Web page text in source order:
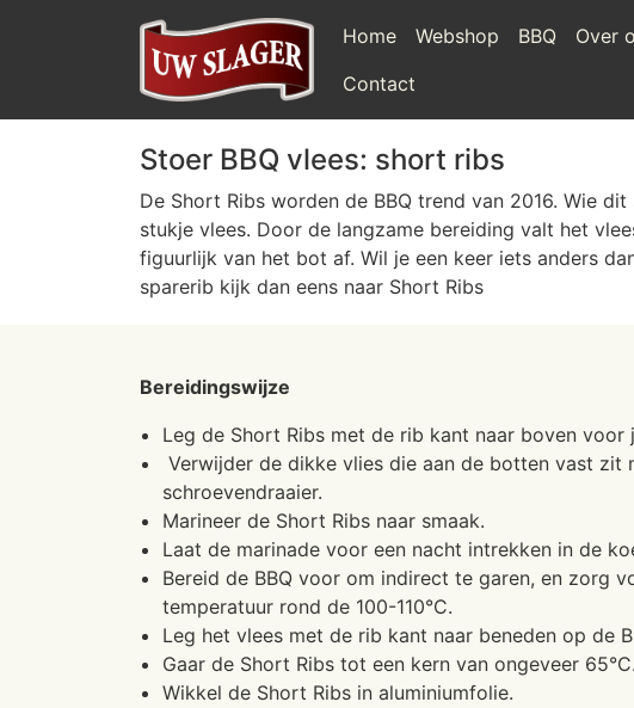
Home Webshop BBQ Over
Contact
Stoer BBQ vlees: short ribs
De Short Ribs worden de BBQ trend van 2016. Wie
stukje vlees. Door de langzame bereiding valt het
figuurlijk van het bot af. Wil je een keer iets anders
sparerib kijk dan eens naar Short Ribs
Bereidingswijze
Leg de Short Ribs met de rib kant naar boven voor
Verwijder de dikke vlies die aan de botten vast zit
schroevendraaier.
Marineer de Short Ribs naar smaak.
Laat de marinade voor een nacht intrekken in de
Bereid de BBQ voor om indirect te garen, en zorg
temperatuur rond de 100-110°C.
Leg het vlees met de rib kant naar beneden op de
Gaar de Short Ribs tot een kern van ongeveer 65°C.
Wikkel de Short Ribs in aluminiumfolie.